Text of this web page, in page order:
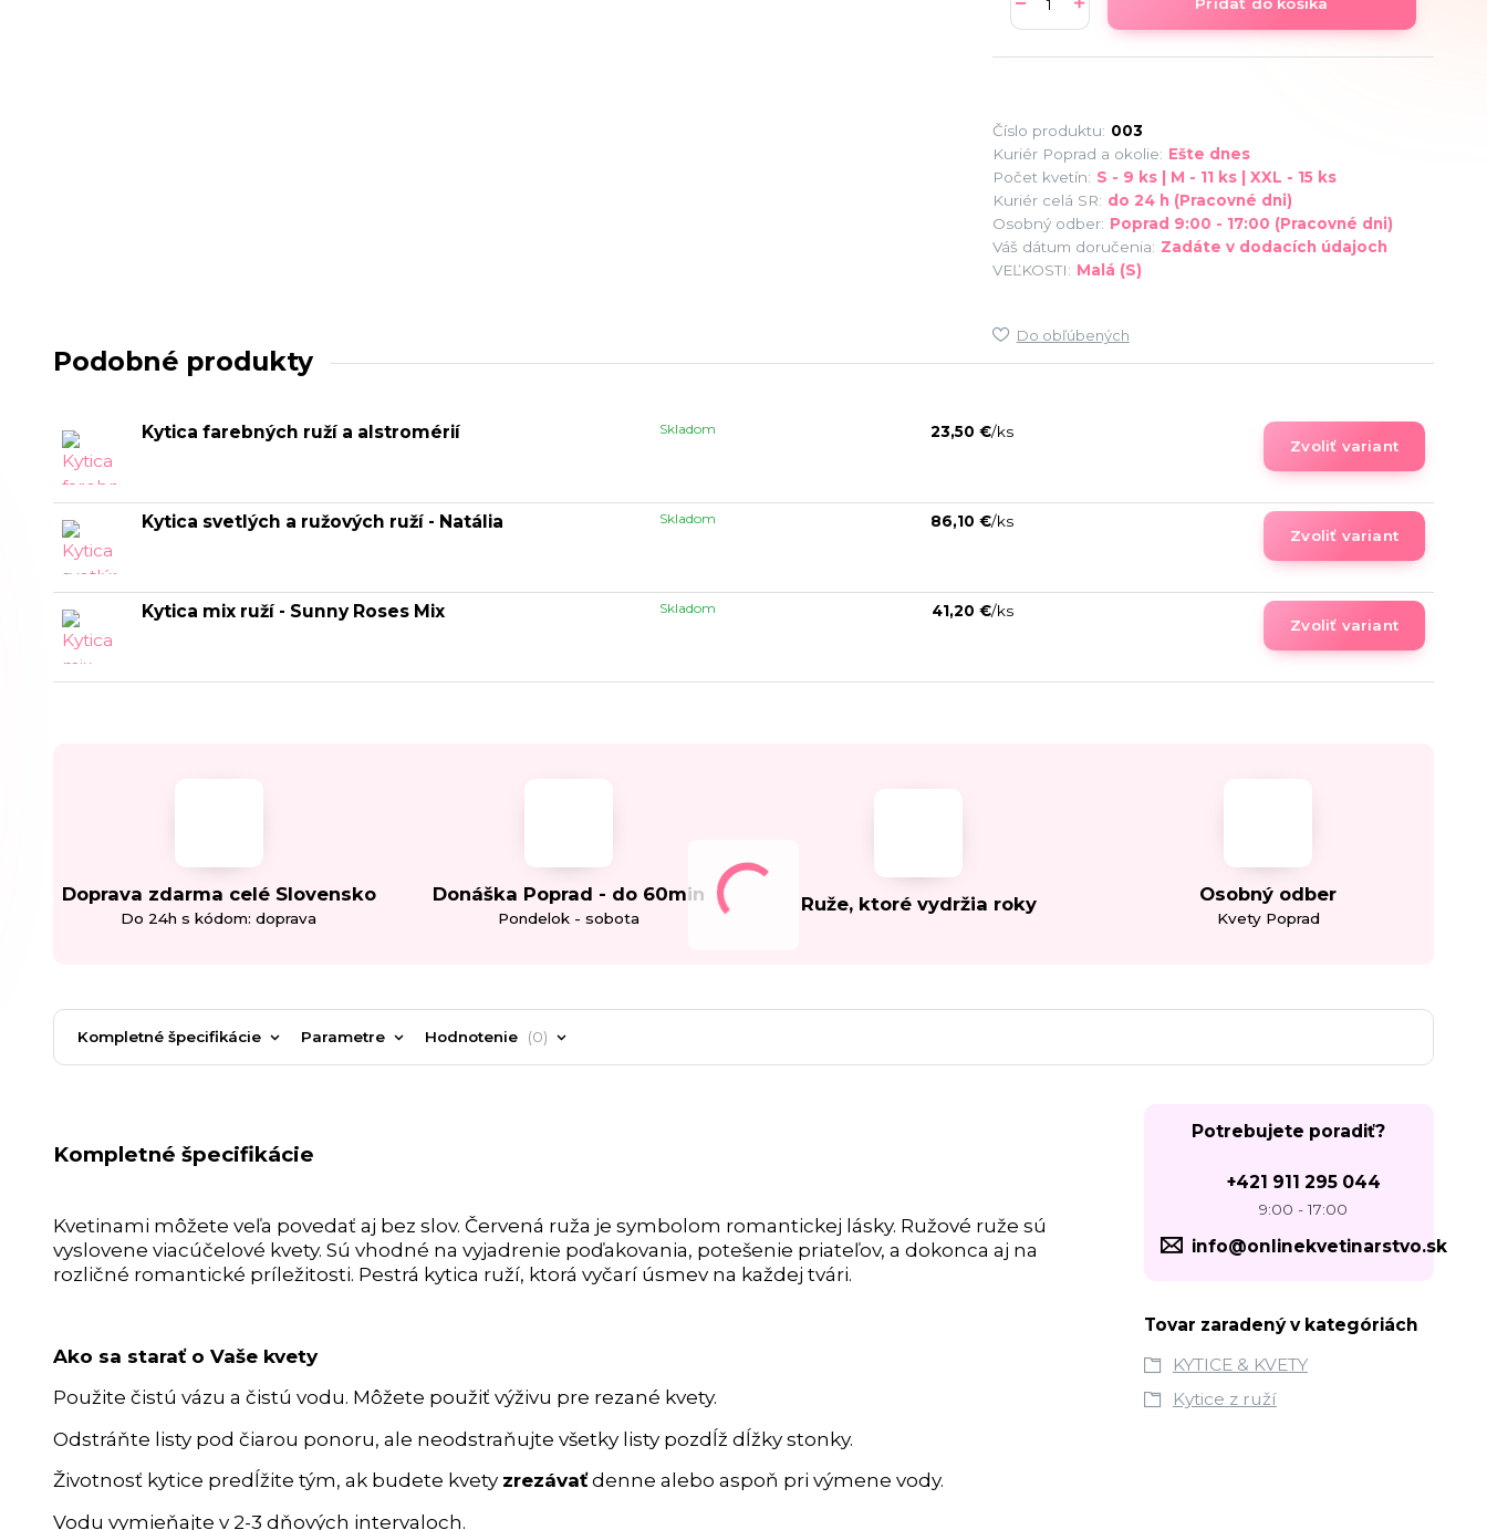
Pridať do košíka
Číslo produktu: 003
Kuriér Poprad a okolie: Ešte dnes
Počet kvetín: S - 9 ks | M - 11 ks | XXL - 15 ks
Kuriér celá SR: do 24 h (Pracovné dni)
Osobný odber: Poprad 9:00 - 17:00 (Pracovné dni)
Váš dátum doručenia: Zadáte v dodacích údajoch
VEĽKOSTI: Malá (S)
Do obľúbených
Podobné produkty
Kytica farebných ruží a alstromérií 23,50 €/ks
Skladom
Zvoliť variant
Kytica svetlých a ružových ruží - Natália 86,10 €/ks
Skladom
Zvoliť variant
Kytica mix ruží - Sunny Roses Mix 41,20 €/ks
Skladom
Zvoliť variant
Doprava zdarma celé Slovensko
Do 24h s kódom: doprava
Donáška Poprad - do 60min
Pondelok - sobota
Ruže, ktoré vydržia roky Osobný odber
Kvety Poprad
Kompletné špecifikácie Parametre Hodnotenie 0
Kompletné špecifikácie
Kvetinami môžete veľa povedať aj bez slov. Červená ruža je symbolom romantickej lásky. Ružové ruže sú
vyslovene viacúčelové kvety. Sú vhodné na vyjadrenie poďakovania, potešenie priateľov, a dokonca aj na
rozličné romantické príležitosti. Pestrá kytica ruží, ktorá vyčarí úsmev na každej tvári.
Ako sa starať o Vaše kvety
Použite čistú vázu a čistú vodu. Môžete použiť výživu pre rezané kvety.
Odstráňte listy pod čiarou ponoru, ale neodstraňujte všetky listy pozdĺž dĺžky stonky.
Životnosť kytice predĺžite tým, ak budete kvety zrezávaťdenne alebo aspoň pri výmene vody.
Vodu vymieňajte v 2-3 dňových intervaloch.
Potrebujete poradiť?
+421 911 295 044
9:00 - 17:00
info@onlinekvetinarstvo.sk
Tovar zaradený v kategóriách
KYTICE & KVETY
Kytice z ruží